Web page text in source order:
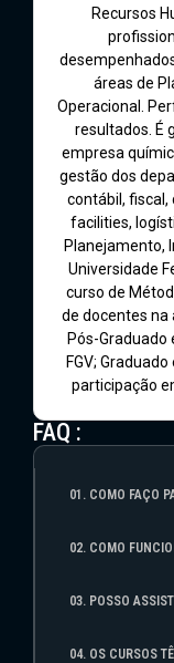
Recursos
áreas de
Operacional.
resultados. É
empresa
gestão dos
contábil,
facilities,
Planejamento,
Universidade
curso de
de docentes na
Pós-Graduado
FGV;
participação
FAQ :
01. COMO FAÇO
02. COMO
03. POSSO
04. OS CURSOS